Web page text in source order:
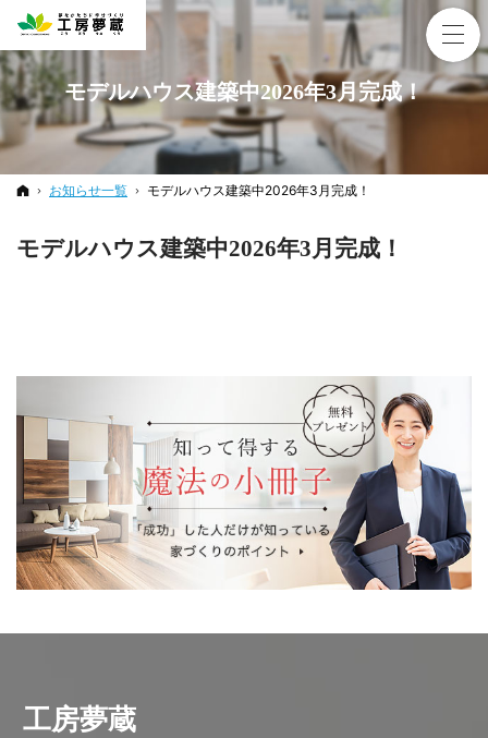
モデルハウス建築中2026年3月完成！
ホーム
お知らせ一覧 モデルハウス建築中2026年3月完成！
モデルハウス建築中2026年3月完成！
工房夢蔵